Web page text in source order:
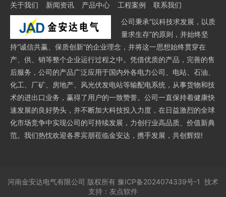
关于我们 新闻资讯 产品中心 工程案例
联系我们
公司秉承“以科技求发展，以质
量求生存”的原则，并始终坚
持“诚信共赢、保质创新”的企业理念，并将这一思想始终贯穿在
产、供、销等整个企业运行过程之中。凭借优质的产品，完善的售
后服务，公司的产品广泛应用于国内外各电力公司、电站、石油、
化工、厂矿、房地产、风光伏发电站等输配电系统，从事货物和技
术的进出口业务，赢得了用户的一致赞誉。公司一直保持着健康快
速发展的良好势头，并不断加大科技投入力度，在日益激烈的全球
化市场竞争中实现公司的可持续发展，力创行业高品质、价值新典
范。我们热忱欢迎各界宾朋莅临金安达，携手发展，共创辉煌!
河南金安达电气有限公司 版权所有 豫ICP备2024074339号-1 技术
支持： 友点软件